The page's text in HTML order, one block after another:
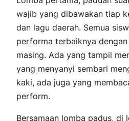
wajib yang dibawakan tiap
dan lagu daerah. Semua
performa terbaiknya
masing. Ada yang tampil
yang menyanyi sembari
kaki, ada juga yang
perform.
Bersamaan lomba padus, di